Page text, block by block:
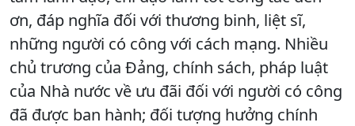
ơn, đáp nghĩa đối với thương binh, liệt sĩ,
những người có công với cách mạng. Nhiều
chủ trương của Đảng, chính sách, pháp luật
của Nhà nước về ưu đãi đối với người có công
đã được ban hành; đối tượng hưởng chính